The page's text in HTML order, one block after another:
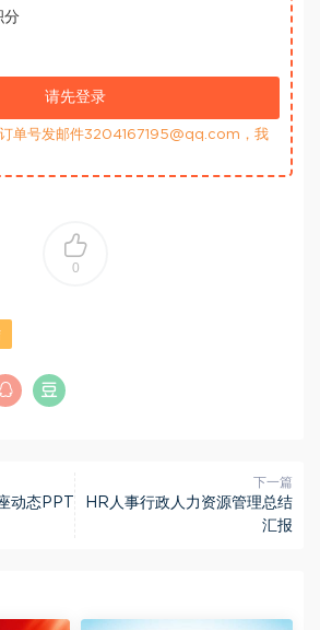
分
请先登录
单号发邮件3204167195@qq.com，我
0
动态PPT
下一篇
HR人事行政人力资源管理总结
汇报